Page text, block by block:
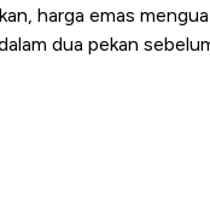
harga emas
dua pekan